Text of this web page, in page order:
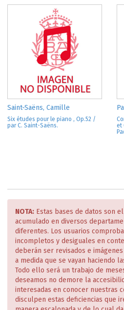
Saint-Saëns, Camille
Six études pour le piano , Op.52 /
par C. Saint-Saëns.
et
NOTA: Estas bases de datos son
acumulado en diversos
diferentes. Los usuarios
incompletos y desiguales en
deberán ser revisados e
a medida que se vayan haciendo
Todo ello será un trabajo de
deseamos no demore la
interesadas en conocer nuestras
disculpen estas deficiencias que